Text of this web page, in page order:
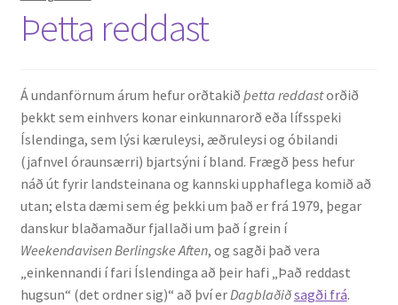
Þetta reddast
Á undanförnum árum hefur orðtakið þetta reddastorðið
þekkt sem einhvers konar einkunnarorð eða lífsspeki
Íslendinga, sem lýsi kæruleysi, æðruleysi og óbilandi
(jafnvel óraunsærri) bjartsýni í bland. Frægð þess hefur
náð út fyrir landsteinana og kannski upphaflega komið að
utan; elsta dæmi sem ég þekki um það er frá 1979, þegar
danskur blaðamaður fjallaði um það í grein í
Weekendavisen Berlingske Aften, og sagði það vera
„einkennandi í fari Íslendinga að þeir hafi „Það reddast
hugsun“ (det ordner sig)“ að því erDagblaðiðsagði frá.